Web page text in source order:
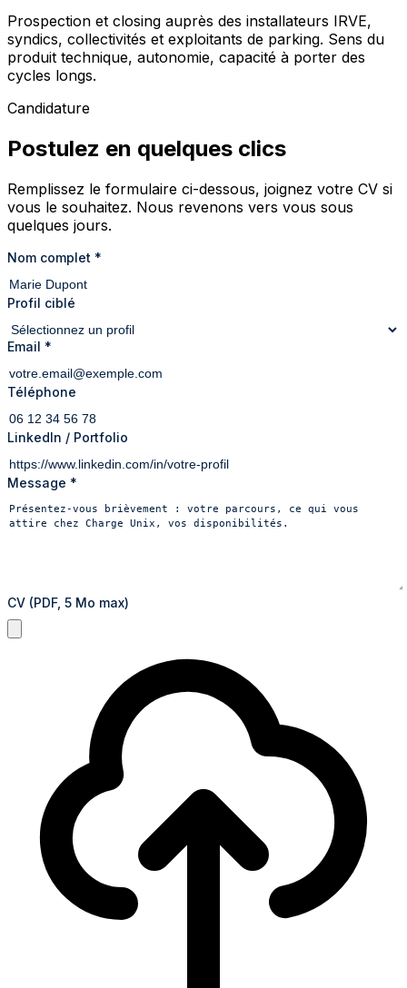
Prospection et closing auprès des installateurs IRVE,
syndics, collectivités et exploitants de parking. Sens du
produit technique, autonomie, capacité à porter des
cycles longs.
Candidature
Postulez en quelques clics
Remplissez le formulaire ci-dessous, joignez votre CV si
vous le souhaitez. Nous revenons vers vous sous
quelques jours.
Nom complet *
Profil ciblé
Email *
Téléphone
LinkedIn / Portfolio
Message *
CV (PDF, 5 Mo max)